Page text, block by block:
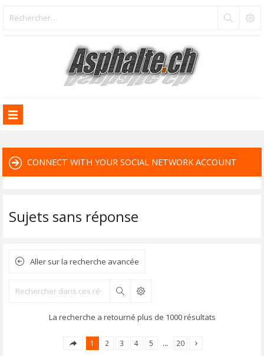
CONNECT WITH YOUR SOCIAL NETWORK ACCOUNT
Sujets sans réponse
Aller sur la recherche avancée
Rechercher
La recherche a retourné plus de 1000 résultats
1 2 3 4 5 … 20